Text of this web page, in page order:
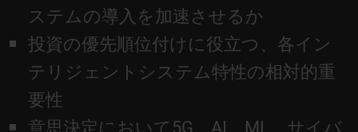
ステムの導入を加速させるか
投資の優先順位付けに役立つ、各イン
テリジェントシステム特性の相対的重
要性
意思決定において5G、AI、ML、サイバ